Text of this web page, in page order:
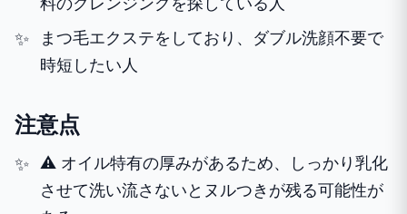
まつ毛エクステをしており、ダブル洗顔不要で
時短したい人
注意点
⚠️ オイル特有の厚みがあるため、しっかり乳化
させて洗い流さないとヌルつきが残る可能性が